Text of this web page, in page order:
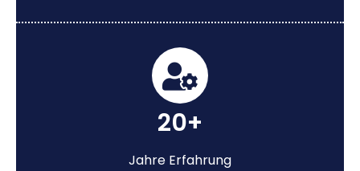
20+
Jahre Erfahrung